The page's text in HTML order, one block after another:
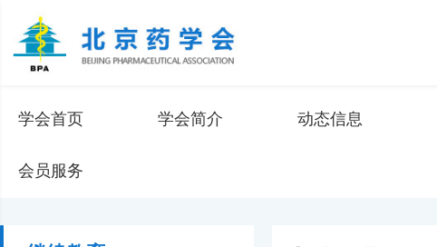
学会首页 学会简介 动态信息
会员服务